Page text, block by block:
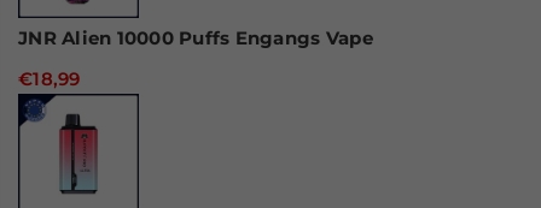
JNR Alien 10000 Puffs Engangs Vape
€18,99